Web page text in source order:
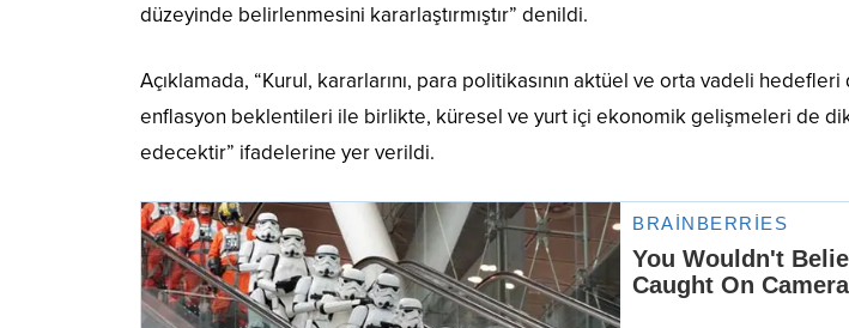
düzeyinde belirlenmesini kararlaştırmıştır” denildi.
Açıklamada, “Kurul, kararlarını, para politikasının aktüel ve orta vadeli
enflasyon beklentileri ile birlikte, küresel ve yurt içi ekonomik gelişmeleri de
edecektir” ifadelerine yer verildi.